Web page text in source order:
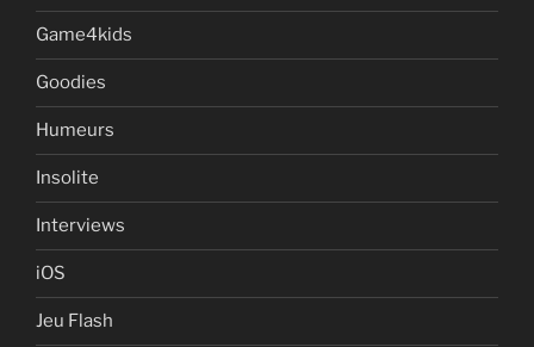
Game4kids
Goodies
Humeurs
Insolite
Interviews
iOS
Jeu Flash